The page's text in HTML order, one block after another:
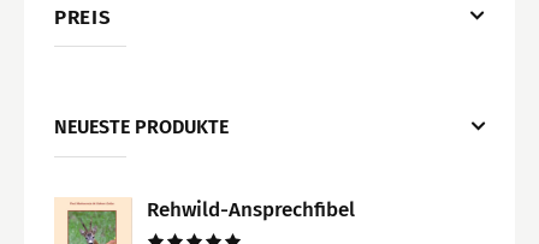
PREIS
NEUESTE PRODUKTE
Rehwild-Ansprechfibel